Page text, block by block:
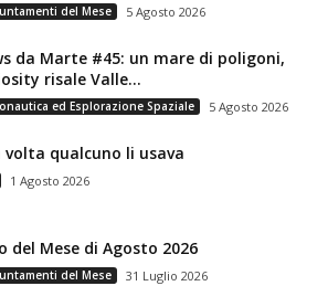
del Mese 5 Agosto 2026
da Marte #45: un mare di poligoni,
risale Valle...
ed Esplorazione Spaziale 5 Agosto 2026
volta qualcuno li usava
1 Agosto 2026
del Mese di Agosto 2026
del Mese 31 Luglio 2026